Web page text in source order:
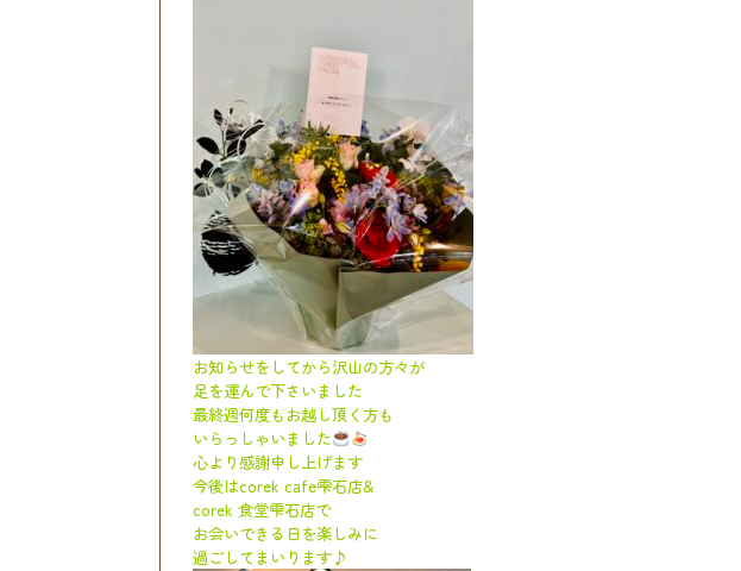
お知らせをしてから沢山の方々が
足を運んで下さいました
最終週何度もお越し頂く方も
いらっしゃいました
心より感謝申し上げます
今後はcorek cafe雫石店&
corek 食堂雫石店で
お会いできる日を楽しみに
過ごしてまいります♪